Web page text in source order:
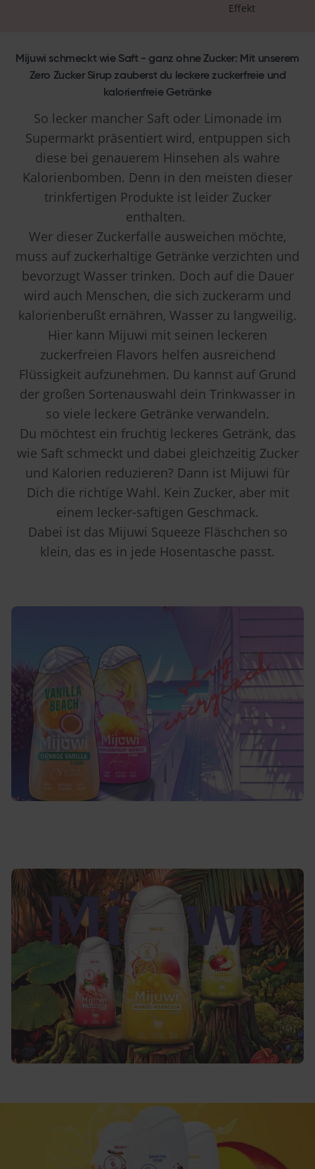
Effekt
Mijuwi schmeckt wie Saft - ganz ohne Zucker: Mit unserem
Zero Zucker Sirup zauberst du leckere zuckerfreie und
kalorienfreie Getränke
So lecker mancher Saft oder Limonade im
Supermarkt präsentiert wird, entpuppen sich
diese bei genauerem Hinsehen als wahre
Kalorienbomben. Denn in den meisten dieser
trinkfertigen Produkte ist leider Zucker
enthalten.
Wer dieser Zuckerfalle ausweichen möchte,
muss auf zuckerhaltige Getränke verzichten und
bevorzugt Wasser trinken. Doch auf die Dauer
wird auch Menschen, die sich zuckerarm und
kalorienberußt ernähren, Wasser zu langweilig.
Hier kann Mijuwi mit seinen leckeren
zuckerfreien Flavors helfen ausreichend
Flüssigkeit aufzunehmen. Du kannst auf Grund
der großen Sortenauswahl dein Trinkwasser in
so viele leckere Getränke verwandeln.
Du möchtest ein fruchtig leckeres Getränk, das
wie Saft schmeckt und dabei gleichzeitig Zucker
und Kalorien reduzieren? Dann ist Mijuwi für
Dich die richtige Wahl. Kein Zucker, aber mit
einem lecker-saftigen Geschmack.
Dabei ist das Mijuwi Squeeze Fläschchen so
klein, das es in jede Hosentasche passt.